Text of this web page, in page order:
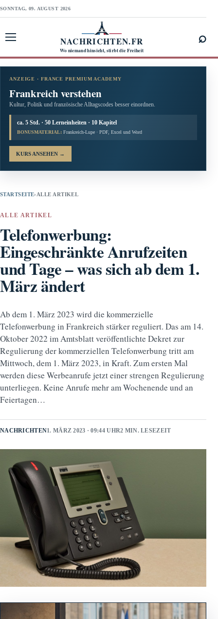
SONNTAG, 09. AUGUST 2026
NACHRICHTEN.FR
Wo niemand hinsieht, stirbt die Freiheit
⌕
ANZEIGE · FRANCE PREMIUM ACADEMY
Frankreich verstehen
Kultur, Politik und französische Alltagscodes besser einordnen.
ca. 5 Std. · 50 Lerneinheiten · 10 Kapitel
BONUSMATERIAL: Frankreich-Lupe · PDF, Excel und Word
KURS ANSEHEN →
STARTSEITE› ALLE ARTIKEL
ALLE ARTIKEL
Telefonwerbung:
Eingeschränkte Anrufzeiten
und Tage – was sich ab dem 1.
März ändert
Ab dem 1. März 2023 wird die kommerzielle
Telefonwerbung in Frankreich stärker reguliert. Das am 14.
Oktober 2022 im Amtsblatt veröffentlichte Dekret zur
Regulierung der kommerziellen Telefonwerbung tritt am
Mittwoch, dem 1. März 2023, in Kraft. Zum ersten Mal
werden diese Werbeanrufe jetzt einer strengen Regulierung
unterliegen. Keine Anrufe mehr am Wochenende und an
Feiertagen…
NACHRICHTEN1. MÄRZ 2023 · 09:44 UHR2 MIN. LESEZEIT